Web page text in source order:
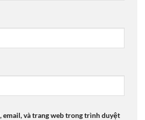
email, và trang web trong trình duyệt